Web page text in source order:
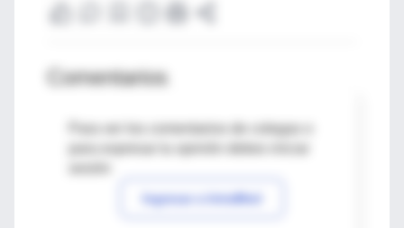
Comentarios
Para ver los comentarios de colegas o
Ingresar a IntraMed